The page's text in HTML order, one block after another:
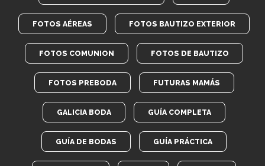
FOTOS AÉREAS FOTOS BAUTIZO EXTERIOR
FOTOS COMUNION FOTOS DE BAUTIZO
FOTOS PREBODA FUTURAS MAMÁS
GALICIA BODA GUÍA COMPLETA
GUÍA DE BODAS GUÍA PRÁCTICA